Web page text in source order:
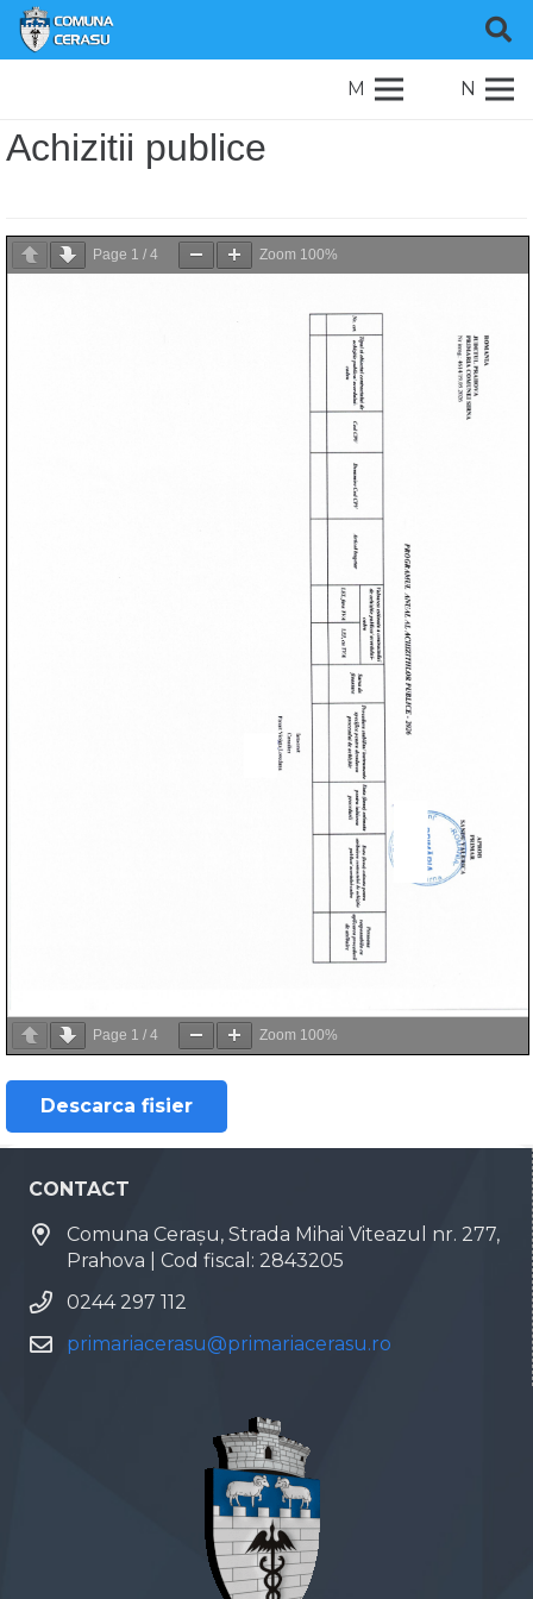
M N
Achizitii publice
Page 1 / 4 Zoom 100%
Page 1 / 4 Zoom 100%
Descarca fisier
CONTACT
Comuna Cerașu, Strada Mihai Viteazul nr. 277,
Prahova | Cod fiscal: 2843205
0244 297 112
primariacerasu@primariacerasu.ro